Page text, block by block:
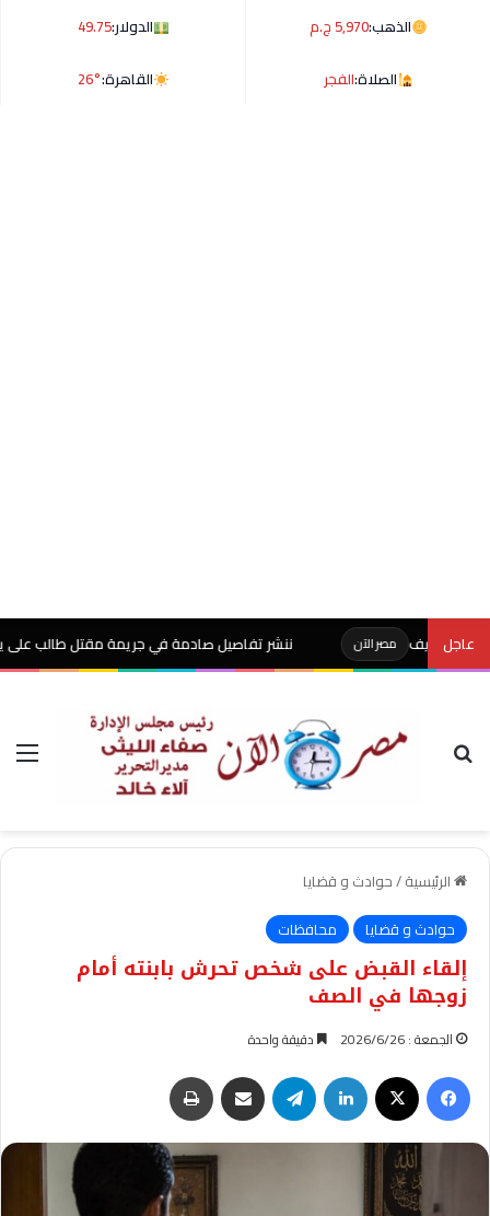
الذهب:5,970 ج.م الدولار:49.75
الصلاة:الفجر القاهرة:26°
عاجلمصر الآن ننشر تفاصيل صادمة في جريمة مقتل طالب على يد والده
بحث عن
الرئيسية/حوادث و قضايا
حوادث و قضايا
محافظات
إلقاء القبض على شخص تحرش بابنته أمام
زوجها في الصف
الجمعة : 2026/6/26 دقيقة واحدة
فيسبوك لينكدإن تيلقرام مشاركة عبر البريد